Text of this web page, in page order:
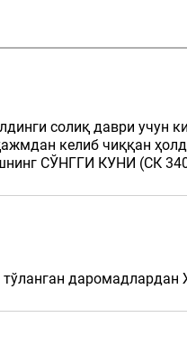
солиқ даври учун
келиб чиққан
СЎНГГИ КУНИ (СК
тўланган